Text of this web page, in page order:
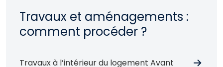
Travaux et aménagements :
comment procéder ?
Travaux à l’intérieur du logement Avant